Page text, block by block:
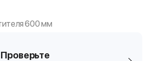
600 мм
Проверьте